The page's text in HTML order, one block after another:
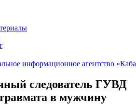
следователь ГУВД
в мужчину